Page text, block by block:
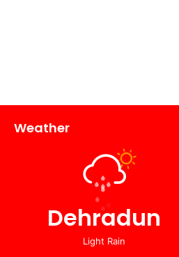
Weather
Dehradun
Light Rain